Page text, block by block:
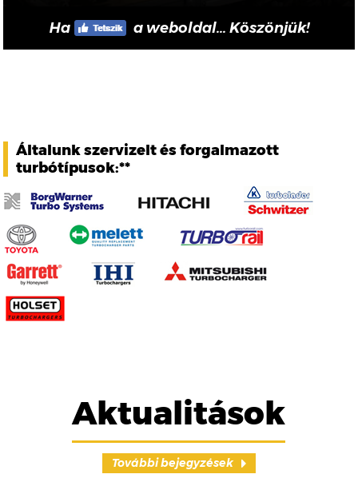
Ha a weboldal... Köszönjük!
Általunk szervizelt és forgalmazott
turbótípusok:**
Aktualitások
További bejegyzések